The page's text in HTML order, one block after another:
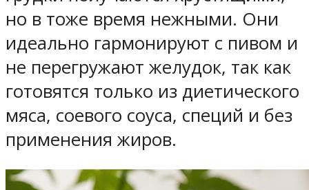
но в тоже время нежными. Они
идеально гармонируют с пивом и
не перегружают желудок, так как
готовятся только из диетического
мяса, соевого соуса, специй и без
применения жиров.